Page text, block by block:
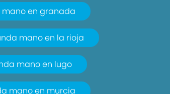
en granada
mano en la rioja
mano en lugo
mano en murcia